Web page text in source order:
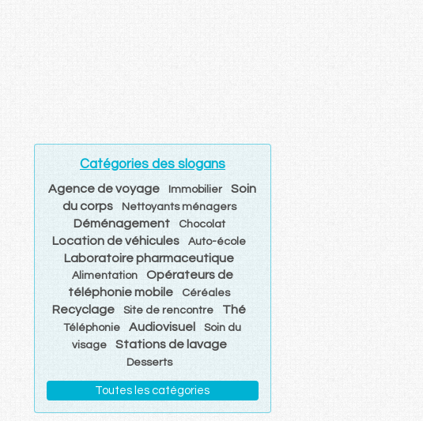
Catégories des slogans
Agence de voyage Immobilier
Soin
du corps
Nettoyants ménagers
Déménagement Chocolat
Location de véhicules Auto-école
Laboratoire pharmaceutique
Alimentation
Opérateurs de
téléphonie mobile
Céréales
Recyclage Site de rencontre Thé
Téléphonie Audiovisuel
Soin du
visage
Stations de lavage
Desserts
Toutes les catégories